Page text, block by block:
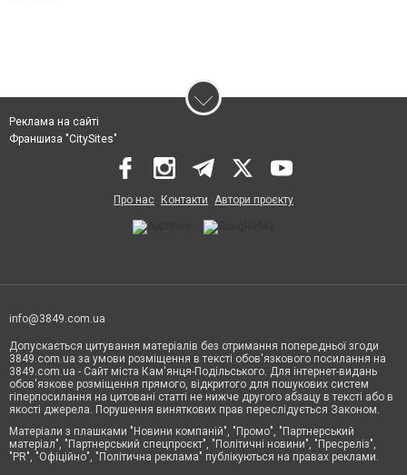
Реклама на сайті
Франшиза "CitySites"
Про нас Контакти Автори проєкту
info@3849.com.ua
Допускається цитування матеріалів без отримання попередньої згоди
3849.com.ua за умови розміщення в тексті обов'язкового посилання на
3849.com.ua - Сайт міста Кам'янця-Подільського. Для інтернет-видань
обов'язкове розміщення прямого, відкритого для пошукових систем
гіперпосилання на цитовані статті не нижче другого абзацу в тексті або в
якості джерела. Порушення виняткових прав переслідується Законом.
Матеріали з плашками "Новини компаній", "Промо", "Партнерський
матеріал", "Партнерський спецпроєкт", "Політичні новини", "Пресреліз",
"PR", "Офіційно", "Політична реклама" публікуються на правах реклами.